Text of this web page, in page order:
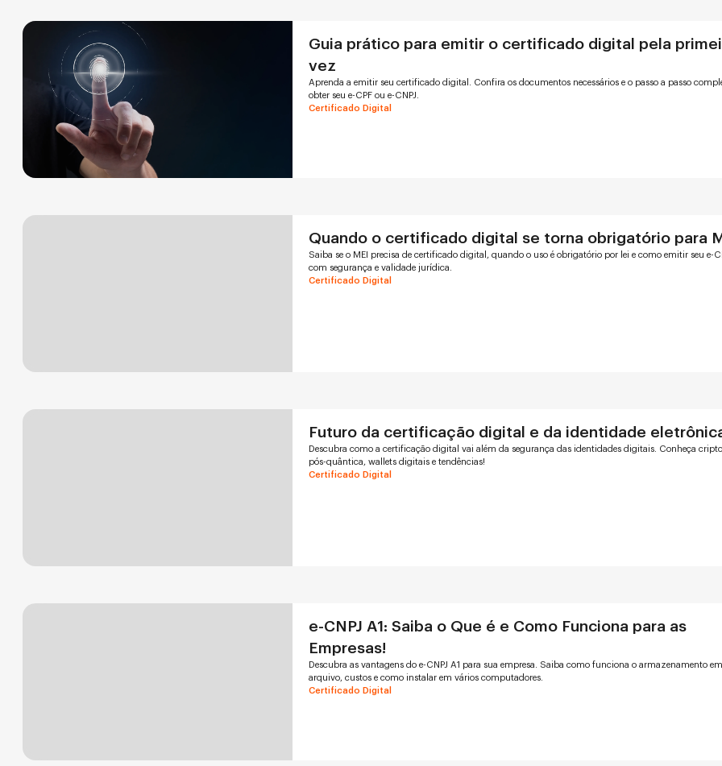
Guia prático para emitir o certificado digital pela
vez
Aprenda a emitir seu certificado digital. Confira os documentos necessários e o passo a passo
obter seu e-CPF ou e-CNPJ.
Certificado Digital
Quando o certificado digital se torna obrigatório para
Saiba se o MEI precisa de certificado digital, quando o uso é obrigatório por lei e como emitir seu e-
com segurança e validade jurídica.
Certificado Digital
Futuro da certificação digital e da identidade
Descubra como a certificação digital vai além da segurança das identidades digitais. Conheça
pós-quântica, wallets digitais e tendências!
Certificado Digital
e-CNPJ A1: Saiba o Que é e Como Funciona para as
Empresas!
Descubra as vantagens do e-CNPJ A1 para sua empresa. Saiba como funciona o armazenamento em
arquivo, custos e como instalar em vários computadores.
Certificado Digital